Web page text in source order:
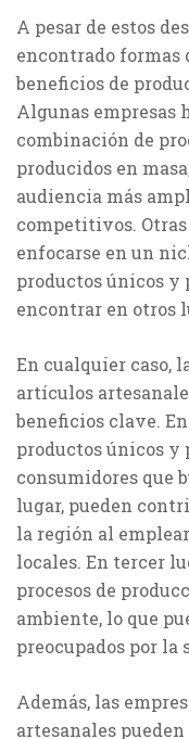
A pesar de estos
encontrado formas
beneficios de
Algunas empresas
combinación de
producidos en
audiencia más
competitivos.
enfocarse en un
productos únicos y
encontrar en otros
En cualquier caso,
artículos
beneficios clave.
productos únicos y
consumidores que
lugar, pueden
la región al
locales. En tercer
procesos de
ambiente, lo que
preocupados por la
Además, las
artesanales